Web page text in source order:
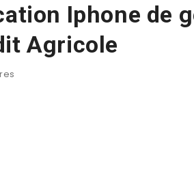
Iphone de
Agricole